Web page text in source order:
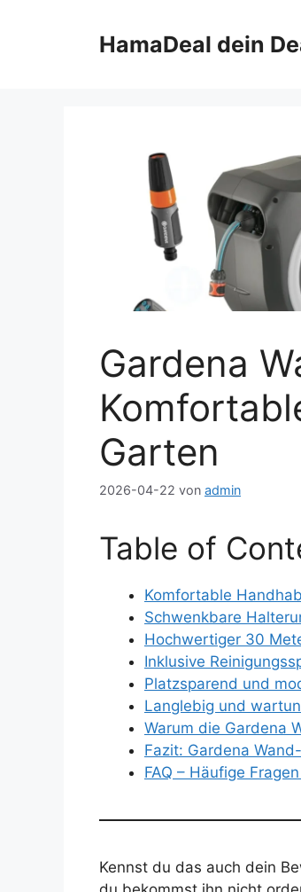
HamaDeal dein
Gardena
Garten
2026-04-22 von admin
Table of
Komfortable
Schwenkbare
Hochwertiger 30
Inklusive
Platzsparend und
Langlebig und
Warum die Gardena
Fazit: Gardena
FAQ – Häufige
Kennst du das auch dein